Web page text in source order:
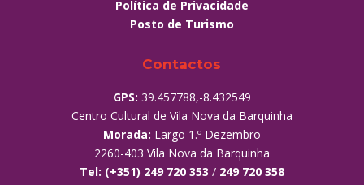
Política de Privacidade
Posto de Turismo
Contactos
GPS: 39.457788,-8.432549
Centro Cultural de Vila Nova da Barquinha
Morada: Largo 1.º Dezembro
2260-403 Vila Nova da Barquinha
Tel: (+351) 249 720 353 / 249 720 358